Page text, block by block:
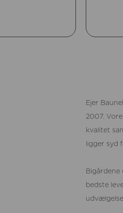
Ejer
2007.
kvalitet
ligger syd
bedste